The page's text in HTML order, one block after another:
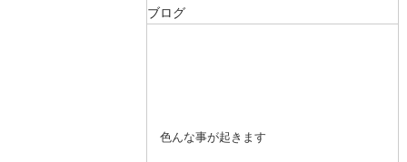
ブログ
色んな事が起きます